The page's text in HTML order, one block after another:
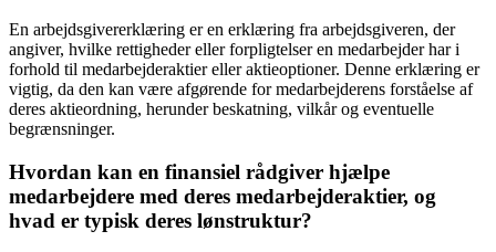
En arbejdsgivererklæring er en erklæring fra arbejdsgiveren, der
angiver, hvilke rettigheder eller forpligtelser en medarbejder har i
forhold til medarbejderaktier eller aktieoptioner. Denne erklæring er
vigtig, da den kan være afgørende for medarbejderens forståelse af
deres aktieordning, herunder beskatning, vilkår og eventuelle
begrænsninger.
Hvordan kan en finansiel rådgiver hjælpe
medarbejdere med deres medarbejderaktier, og
hvad er typisk deres lønstruktur?